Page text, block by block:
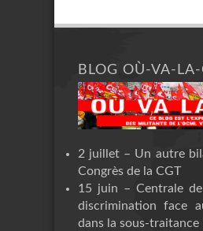
BLOG OÙ-VA-LA-
2 juillet – Un autre
Congrès de la CGT
15 juin – Centrale
discrimination face
dans la sous-traitance